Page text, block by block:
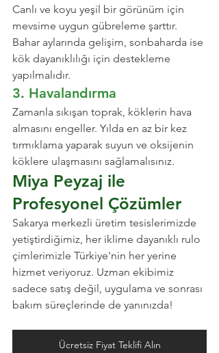
Canlı ve koyu yeşil bir görünüm için
mevsime uygun gübreleme şarttır.
Bahar aylarında gelişim, sonbaharda ise
kök dayanıklılığı için destekleme
yapılmalıdır.
3. Havalandırma
Zamanla sıkışan toprak, köklerin hava
almasını engeller. Yılda en az bir kez
tırmıklama yaparak suyun ve oksijenin
köklere ulaşmasını sağlamalısınız.
Miya Peyzaj ile
Profesyonel Çözümler
Sakarya merkezli üretim tesislerimizde
yetiştirdiğimiz, her iklime dayanıklı rulo
çimlerimizle Türkiye'nin her yerine
hizmet veriyoruz. Uzman ekibimiz
sadece satış değil, uygulama ve sonrası
bakım süreçlerinde de yanınızda!
Ücretsiz Fiyat Teklifi Alın